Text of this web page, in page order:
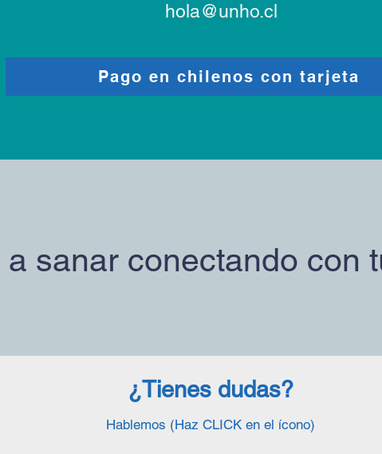
hola@unho.cl
Pago en chilenos con tarjeta
sanar conectando con
¿Tienes dudas?
Hablemos (Haz CLICK en el ícono)